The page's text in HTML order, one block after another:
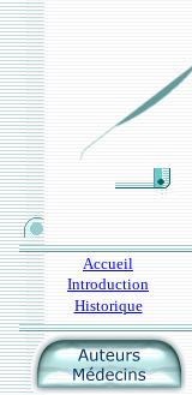
Accueil
Introduction
Historique